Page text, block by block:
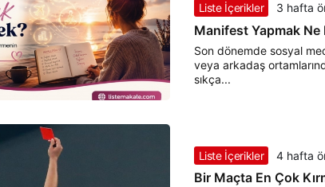
Liste İçerikler 3 hafta
Manifest Yapmak Ne
Son dönemde sosyal
veya arkadaş
sıkça...
Liste İçerikler 4 hafta
Bir Maçta En Çok